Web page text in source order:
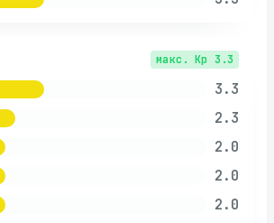
макс. Kp 3.3
3.3
2.3
2.0
2.0
2.0